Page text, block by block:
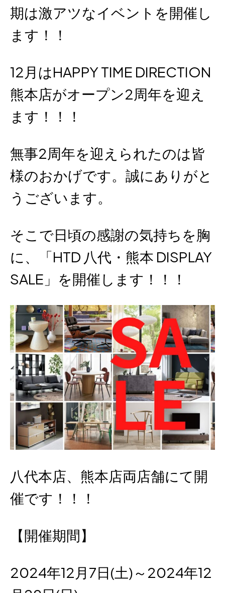
期は激アツなイベントを開催し
ます！！
12月はHAPPY TIME DIRECTION
熊本店がオープン2周年を迎え
ます！！！
無事2周年を迎えられたのは皆
様のおかげです。誠にありがと
うございます。
そこで日頃の感謝の気持ちを胸
に、「HTD 八代・熊本 DISPLAY
SALE」を開催します！！！
八代本店、熊本店両店舗にて開
催です！！！
【開催期間】
2024年12月7日(土)～2024年12